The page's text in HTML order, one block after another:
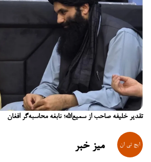
تقدیر خلیفه صاحب از سمیع‌الله؛ نابغه محاسبه‌گر افغان
میز خبر